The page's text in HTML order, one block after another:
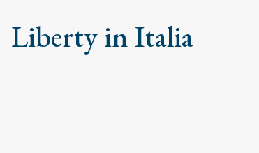
Liberty in Italia